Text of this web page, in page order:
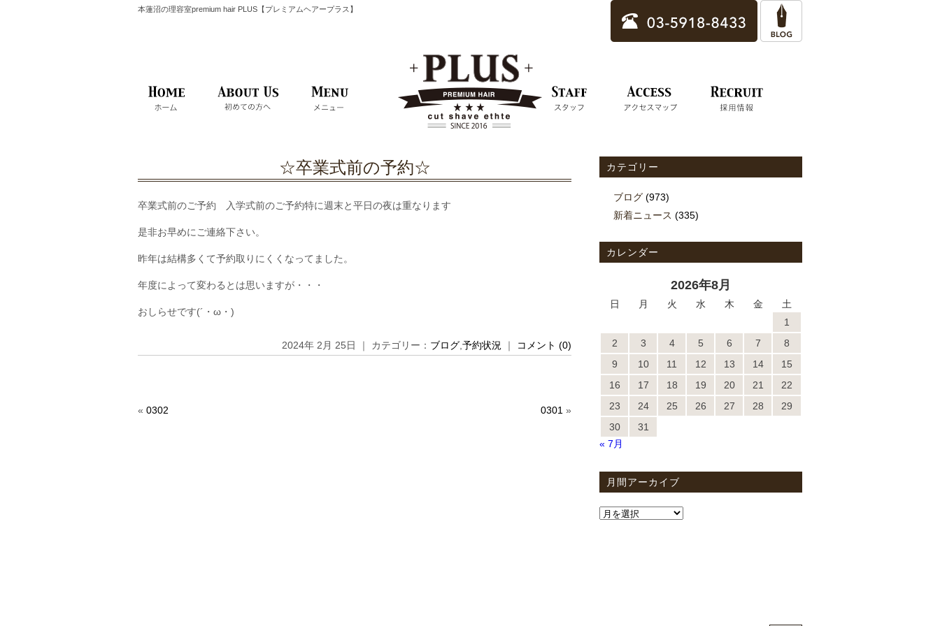
本蓮沼の理容室premium hair PLUS【プレミアムヘアープラス】
☆卒業式前の予約☆
卒業式前のご予約 入学式前のご予約特に週末と平日の夜は重なります
是非お早めにご連絡下さい。
昨年は結構多くて予約取りにくくなってました。
年度によって変わるとは思いますが・・・
おしらせです(´・ω・)
2024年 2月 25日 ｜ カテゴリー： ブログ 予約状況 ｜ コメント (0)
« 0302 0301 »
カテゴリー
ブログ (973)
新着ニュース (335)
カレンダー
2026年8月
日 月 火 水 木 金
土
1
2
3 4 5 6 7
8
9
10 11 12 13 14
15
16
17 18 19 20 21
22
23
24 25 26 27 28
29
30
31
« 7月
月間アーカイブ